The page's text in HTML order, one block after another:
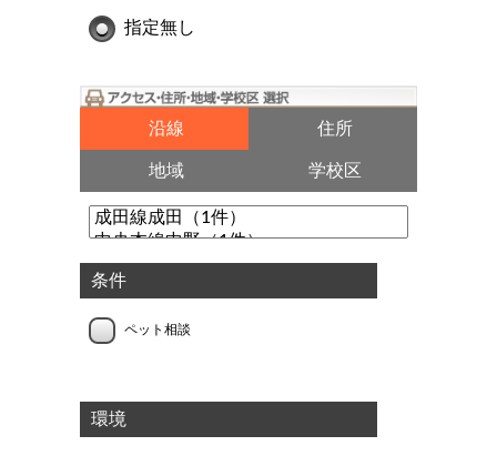
指定無し
沿線 住所
地域 学校区
条件
ペット相談
環境